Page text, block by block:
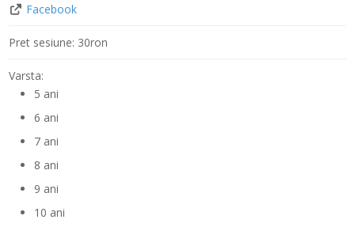
Facebook
Pret sesiune: 30ron
Varsta:
5 ani
6 ani
7 ani
8 ani
9 ani
10 ani